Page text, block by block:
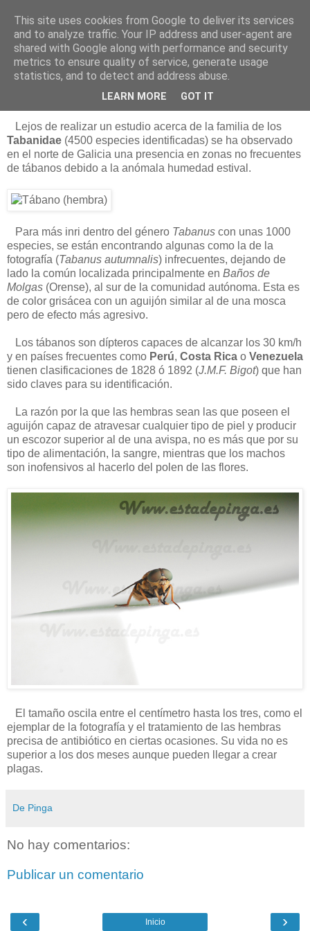
Está de pinga
19/8/12
Los tábanos autumnalis
Lejos de realizar un estudio acerca de la familia de los
Tabanidae (4500 especies identificadas) se ha observado
en el norte de Galicia una presencia en zonas no frecuentes
de tábanos debido a la anómala humedad estival.
Para más inri dentro del género Tabanus con unas 1000
especies, se están encontrando algunas como la de la
fotografía (Tabanus autumnalis) infrecuentes, dejando de
lado la común localizada principalmente en Baños de
Molgas (Orense), al sur de la comunidad autónoma. Esta es
de color grisácea con un aguijón similar al de una mosca
pero de efecto más agresivo.
Los tábanos son dípteros capaces de alcanzar los 30 km/h
y en países frecuentes como Perú, Costa Rica o Venezuela
tienen clasificaciones de 1828 ó 1892 (J.M.F. Bigot) que han
sido claves para su identificación.
La razón por la que las hembras sean las que poseen el
aguijón capaz de atravesar cualquier tipo de piel y producir
un escozor superior al de una avispa, no es más que por su
tipo de alimentación, la sangre, mientras que los machos
son inofensivos al hacerlo del polen de las flores.
El tamaño oscila entre el centímetro hasta los tres, como el
ejemplar de la fotografía y el tratamiento de las hembras
precisa de antibiótico en ciertas ocasiones. Su vida no es
superior a los dos meses aunque pueden llegar a crear
plagas.
De Pinga
No hay comentarios:
Publicar un comentario
‹ ›
Inicio
This site uses cookies from Google to deliver its services
and to analyze traffic. Your IP address and user-agent are
shared with Google along with performance and security
metrics to ensure quality of service, generate usage
statistics, and to detect and address abuse.
LEARN MORE GOT IT